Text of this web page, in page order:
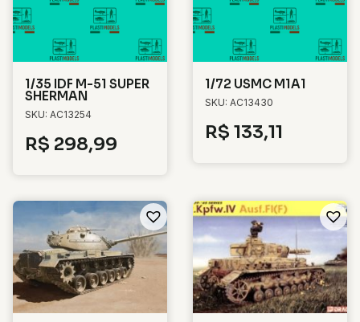
1/35 IDF M-51 SUPER
SHERMAN
SKU: AC13254
R$ 298,99
1/72 USMC M1A1
SKU: AC13430
R$ 133,11